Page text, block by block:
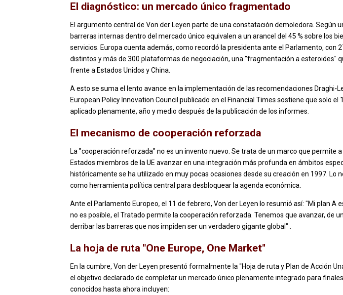
El diagnóstico: un mercado único fragmentado
El argumento central de Von der Leyen parte de una constatación demoledora. Según
barreras internas dentro del mercado único equivalen a un arancel del 45 % sobre los
servicios. Europa cuenta además, como recordó la presidenta ante el Parlamento, con
distintos y más de 300 plataformas de negociación, una "fragmentación a esteroides"
frente a Estados Unidos y China.
A esto se suma el lento avance en la implementación de las recomendaciones Draghi-
European Policy Innovation Council publicado en el Financial Times sostiene que solo el
aplicado plenamente, año y medio después de la publicación de los informes.
El mecanismo de cooperación reforzada
La "cooperación reforzada" no es un invento nuevo. Se trata de un marco que permite
Estados miembros de la UE avanzar en una integración más profunda en ámbitos
históricamente se ha utilizado en muy pocas ocasiones desde su creación en 1997. Lo
como herramienta política central para desbloquear la agenda económica.
Ante el Parlamento Europeo, el 11 de febrero, Von der Leyen lo resumió así: "Mi plan A
no es posible, el Tratado permite la cooperación reforzada. Tenemos que avanzar, de
derribar las barreras que nos impiden ser un verdadero gigante global" .
La hoja de ruta "One Europe, One Market"
En la cumbre, Von der Leyen presentó formalmente la "Hoja de ruta y Plan de Acción
el objetivo declarado de completar un mercado único plenamente integrado para
conocidos hasta ahora incluyen: